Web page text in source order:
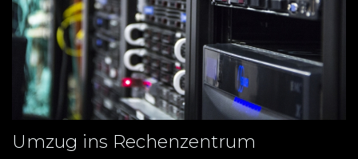
Umzug ins Rechenzentrum